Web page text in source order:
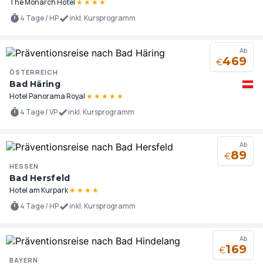
The Monarch Hotel ★ ★ ★ ★
4 Tage / HP
inkl. Kursprogramm
Ab
€469
ÖSTERREICH
Bad Häring
Hotel Panorama Royal ★ ★ ★ ★ ★
4 Tage / VP
inkl. Kursprogramm
Ab
€89
HESSEN
Bad Hersfeld
Hotel am Kurpark★ ★ ★ ★
4 Tage / HP
inkl. Kursprogramm
Ab
€169
BAYERN